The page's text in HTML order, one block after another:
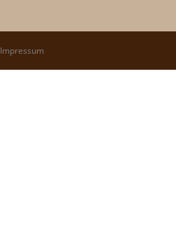
Impressum